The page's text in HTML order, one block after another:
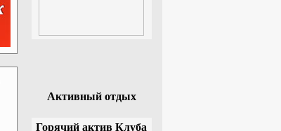
Активный отдых
Горячий актив Клуба